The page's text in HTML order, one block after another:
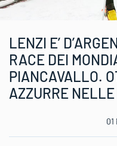
LENZI E’
RACE DEI
PIANCAVALLO.
AZZURRE
01